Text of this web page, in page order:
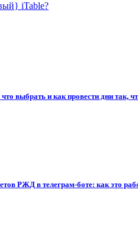
iTable?
выбрать и как провести дни так,
РЖД в телеграм-боте: как это